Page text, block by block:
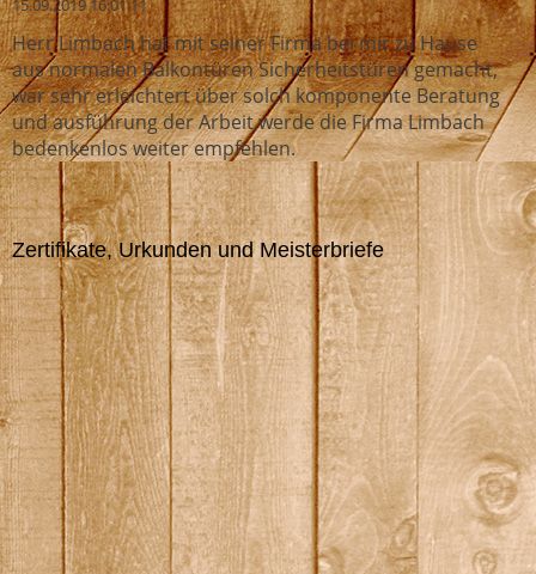
15.09.201916:01:11
Herr Limbach hat mit seiner Firma bei mir zu Hause
aus normalen Balkontüren Sicherheitstüren gemacht,
war sehr erleichtert über solch komponente Beratung
und ausführung der Arbeit,werde die Firma Limbach
bedenkenlos weiter empfehlen.
Zertifikate, Urkunden und Meisterbriefe